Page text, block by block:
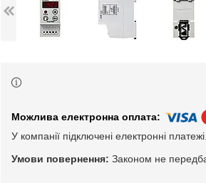
У компанії підключені електронні
Законом не